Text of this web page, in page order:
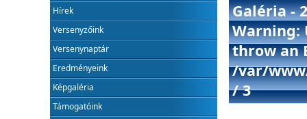
Hírek
Versenyzőink
Versenynaptár
Eredményeink
Képgaléria
Támogatóink
Galéria -
Warning:
throw an
/var/
/ 3